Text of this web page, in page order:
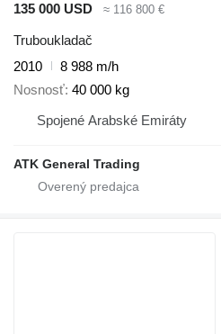
135 000 USD
≈ 116 800 €
Truboukladač
2010
8 988 m/h
Nosnosť 40 000 kg
Spojené Arabské Emiráty
ATK General Trading